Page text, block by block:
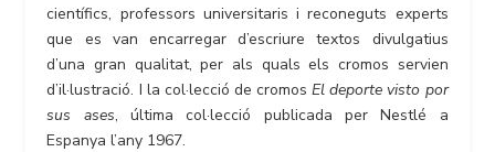
científics, professors universitaris i reconeguts experts
que es van encarregar d’escriure textos divulgatius
d’una gran qualitat, per als quals els cromos servien
d’il·lustració. I la col·lecció de cromosEl deporte visto por
sus ases, última col·lecció publicada per Nestlé a
Espanya l’any 1967.